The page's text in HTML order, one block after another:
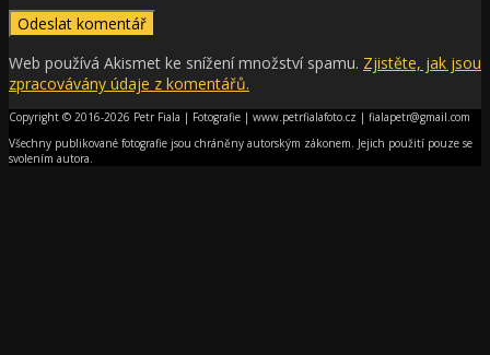
Web používá Akismet ke snížení množství spamu. Zjistěte, jak jsou
zpracovávány údaje z komentářů.
Copyright © 2016-2026 Petr Fiala | Fotografie | www.petrfialafoto.cz | fialapetr@gmail.com
Všechny publikované fotografie jsou chráněny autorským zákonem. Jejich použití pouze se
svolením autora.